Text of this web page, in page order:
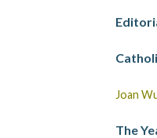
Joan
The